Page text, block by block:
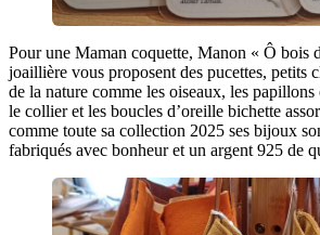
Pour une Maman coquette, Manon « Ô bois
joaillière vous proposent des pucettes, petits
de la nature comme les oiseaux, les
le collier et les boucles d’oreille bichette
comme toute sa collection 2025 ses bijoux
fabriqués avec bonheur et un argent 925 de